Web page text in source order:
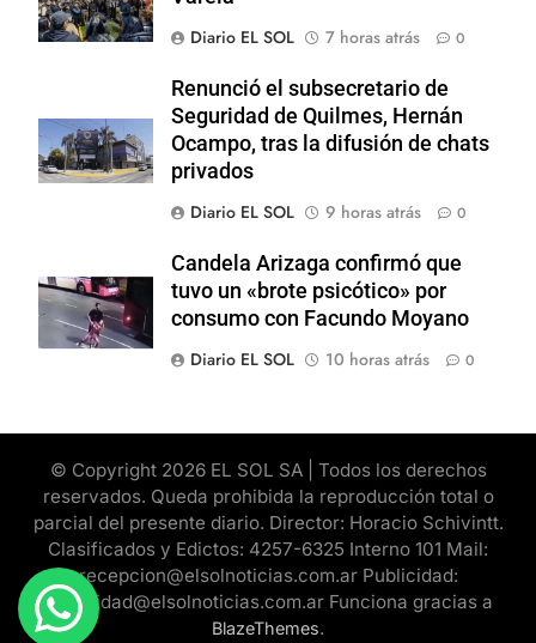
Diario EL SOL
7 horas atrás 0
Renunció el subsecretario de
Seguridad de Quilmes, Hernán
Ocampo, tras la difusión de chats
privados
Diario EL SOL
9 horas atrás 0
Candela Arizaga confirmó que
tuvo un «brote psicótico» por
consumo con Facundo Moyano
Diario EL SOL
10 horas atrás 0
© Copyright 2026 EL SOL SA | Todos los derechos
reservados. Queda prohibida la reproducción total o
parcial del presente diario. Director: Horacio Schivintt.
Clasificados y Edictos: 4257-6325 Interno 101 Mail:
recepcion@elsolnoticias.com.ar Publicidad:
publicidad@elsolnoticias.com.ar Funciona gracias a
BlazeThemes.